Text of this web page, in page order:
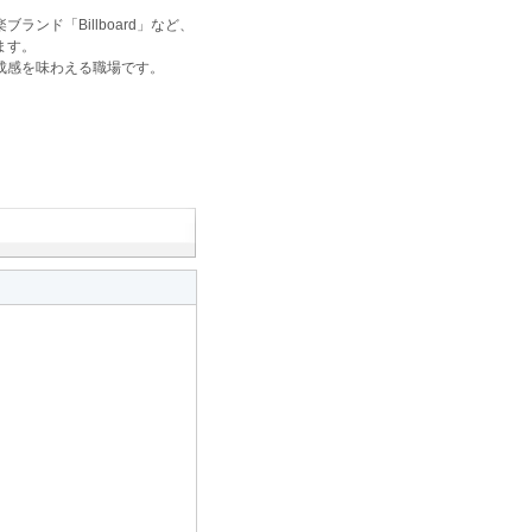
ランド「Billboard」など、
。
を味わえる職場です。